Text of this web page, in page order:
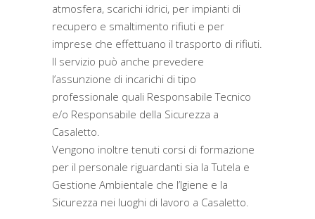
atmosfera, scarichi idrici, per impianti di
recupero e smaltimento rifiuti e per
imprese che effettuano il trasporto di rifiuti.
Il servizio può anche prevedere
l’assunzione di incarichi di tipo
professionale quali Responsabile Tecnico
e/o Responsabile della Sicurezza a
Casaletto.
Vengono inoltre tenuti corsi di formazione
per il personale riguardanti sia la Tutela e
Gestione Ambientale che l’Igiene e la
Sicurezza nei luoghi di lavoro a Casaletto.